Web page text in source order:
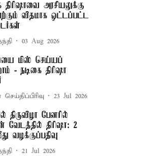
திரிஷாவை அரசியலுக்கு
விதமாக ஒட்டப்பட்ட
03 Aug 2026
மிஸ் செய்யப்
- நடிகை திரிஷா
செய்திப்பிரிவு 23 Jul 2026
திருவிழா பேனரில்
வேடத்தில் திரிஷா: 2
வழக்குப்பதிவு
21 Jul 2026